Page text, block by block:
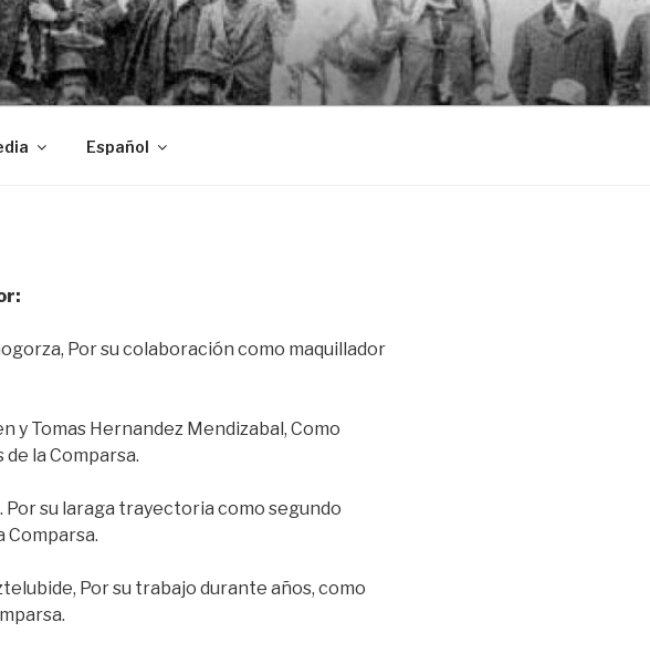
DE
Español
Por su colaboración como maquillador
y Tomas Hernandez Mendizabal, Como
la Comparsa.
Por su laraga trayectoria como segundo
Comparsa.
Por su trabajo durante años, como